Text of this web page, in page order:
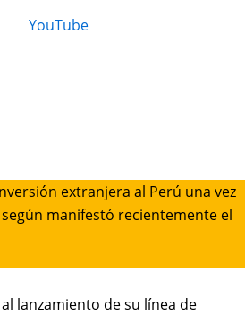
YouTube
extranjera al Perú una vez
manifestó recientemente el
lanzamiento de su línea de